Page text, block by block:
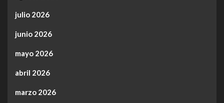
julio 2026
junio 2026
mayo 2026
abril 2026
marzo 2026